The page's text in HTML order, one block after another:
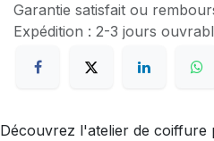
Garantie satisfait ou
Expédition : 2-3 jours
Découvrez l'atelier de coiffure